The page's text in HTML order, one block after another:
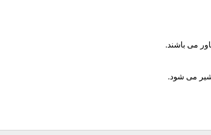
می باشند.
می شود.